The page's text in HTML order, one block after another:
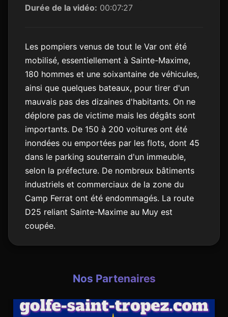
Durée de la vidéo: 00:07:27
Les pompiers venus de tout le Var ont été
mobilisé, essentiellement à Sainte-Maxime,
180 hommes et une soixantaine de véhicules,
ainsi que quelques bateaux, pour tirer d'un
mauvais pas des dizaines d'habitants. On ne
déplore pas de victime mais les dégâts sont
importants. De 150 à 200 voitures ont été
inondées ou emportées par les flots, dont 45
dans le parking souterrain d'un immeuble,
selon la préfecture. De nombreux bâtiments
industriels et commerciaux de la zone du
Camp Ferrat ont été endommagés. La route
D25 reliant Sainte-Maxime au Muy est
coupée.
Nos Partenaires